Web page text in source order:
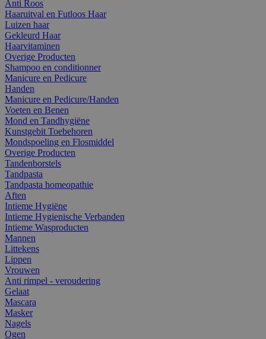
Anti Roos
Haaruitval en Futloos Haar
Luizen haar
Gekleurd Haar
Haarvitaminen
Overige Producten
Shampoo en conditionner
Manicure en Pedicure
Handen
Manicure en Pedicure/Handen
Voeten en Benen
Mond en Tandhygiëne
Kunstgebit Toebehoren
Mondspoeling en Flosmiddel
Overige Producten
Tandenborstels
Tandpasta
Tandpasta homeopathie
Aften
Intieme Hygiëne
Intieme Hygienische Verbanden
Intieme Wasproducten
Mannen
Littekens
Lippen
Vrouwen
Anti rimpel - veroudering
Gelaat
Mascara
Masker
Nagels
Ogen